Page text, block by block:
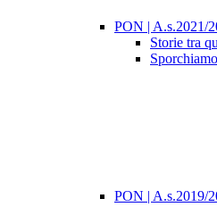
PON | A.s.2021/
Storie tra
PON | A.s.2019/